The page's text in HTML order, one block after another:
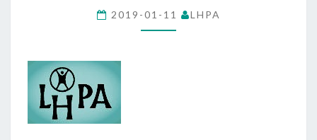
2019
METAIS
2019-01-11 LHPA